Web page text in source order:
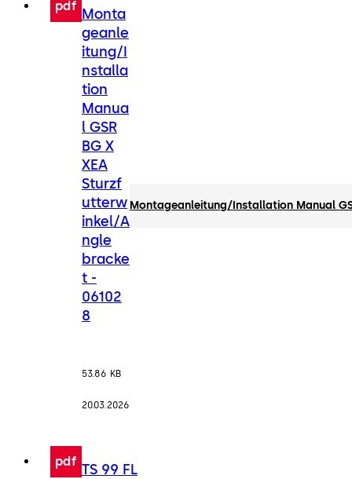
pdf Monta
geanle
itung/I
nstalla
tion
Manua
l GSR
BG X
XEA
Sturzf
utterw
inkel/A
ngle
bracke
t -
06102
8
53.86 KB
20.03.2026
Montageanleitung/Installation Manual
pdf TS 99 FL